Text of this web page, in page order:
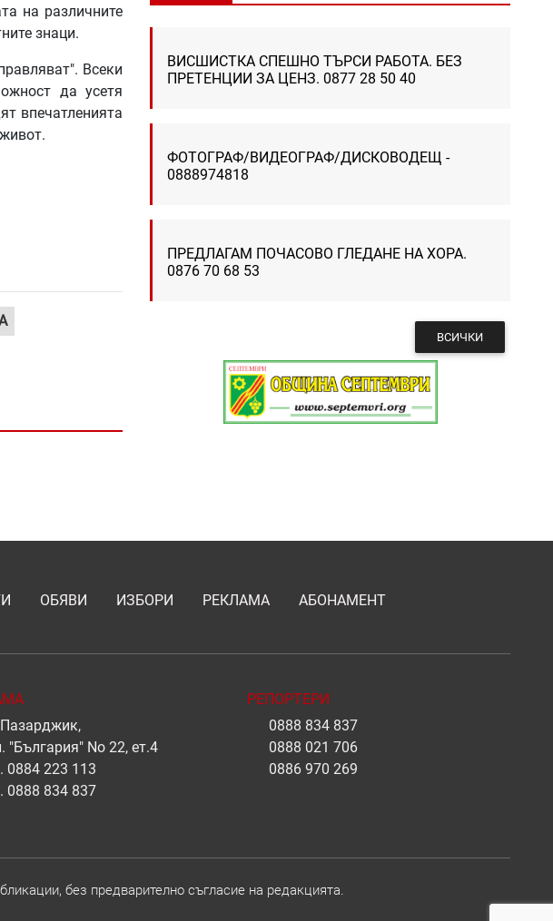
на различните
знаци.
Всеки
да усетя
впечатленията
ВИСШИСТКА СПЕШНО ТЪРСИ РАБОТА. БЕЗ
ПРЕТЕНЦИИ ЗА ЦЕНЗ. 0877 28 50 40
ФОТОГРАФ/ВИДЕОГРАФ/ДИСКОВОДЕЩ -
0888974818
ПРЕДЛАГАМ ПОЧАСОВО ГЛЕДАНЕ НА ХОРА.
0876 70 68 53
ВСИЧКИ
ОБЯВИ ИЗБОРИ РЕКЛАМА АБОНАМЕНТ
Пазарджик,
"България" No 22, ет.4
0884 223 113
0888 834 837
РЕПОРТЕРИ
0888 834 837
0888 021 706
0886 970 269
без предварително съгласие на редакцията.